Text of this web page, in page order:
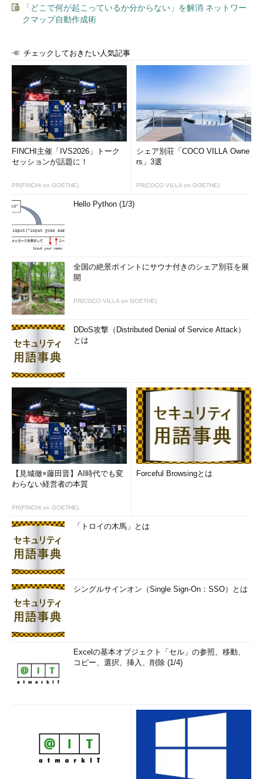
（2） ［電子メール］アイコンをクリックする。
（3）
起動した「自分の電子メール アカウントを追加す
る」ウィザードにOutlook.comの電子メールアドレス、パス
ウィザードの次の「サーバー設定を構成」画面の「サーバーの
種類」でプルダウンメニューから「IMAP」を選択し、上表の受
信／送信サーバーのアドレスやポート番号などを設定する。「次
を使用して認証する」は「クリア テキスト」のままとし、「ロ
グオン ユーザー名」にはドメイン名を含めたOutlook.comの完全
なメールアドレスを入力すること。また「送信サーバー情報」の
［セキュリティで保護された接続 (SSL) が必要］と［認証が必
ウィザードの「サーバー設定を構成」画面
ここでOutlook.comに接続するための設定を行う。
受信サーバーのアドレス（IMAP-mail.outlook.co
m）とポート番号（993）を入力して、［セキュリティで保
護された接続 (SSL) が必要］にチェックを入れる。
（3）プルダウンメニューから［クリア テキスト］を選択
する。
（4）Outlook.comのユーザー名を入力する。
（5）送信サーバーのアドレス（SMTP-mail.outlook.co
m）とポート番号（587）を入力する。
（6）［セキュリティで保護された接続 (SSL) が必要］と
［認証が必要］にチェックを入れる。
［次へ］ボタンをクリックすると、［電子メール アカウント
が追加されました］ページが表示されるので、［完了］ボタンを
クリックする。アカウントの設定が行われ、Windows Liveメー
ルにOutlook.com上のフォルダー構成などが反映される。さらに
る。Outlook.com上に大量のメールが残っている場合は、ネット
ワークの状況にもよるが、キャッシュが完了するまでにかなりの
時間がかかるので注意したい。
設定が完了したら、Windows LiveメールでOutlook.com上のメ
ールが読めるか、送信が可能かなどを確認しよう。メールが読め
なかったり、送信できなかったりした場合は、アカウントが間違
＜アカウント名＞プロパ
などの情報を確認しよう。
「どこで何が起こっているか分からない」を解消 ネットワー
クマップ自動作成術
チェックしておきたい人気記事
FINCHI主催「IVS2026」トーク
セッションが話題に！
PR(FINCHI on GOETHE)
シェア別荘「COCO VILLA Owne
rs」3選
PR(COCO VILLA on GOETHE)
Hello Python (1/3)
全国の絶景ポイントにサウナ付きのシェア別荘を展
開
PR(COCO VILLA on GOETHE)
DDoS攻撃（Distributed Denial of Service Attack）
とは
【見城徹×藤田晋】AI時代でも変
わらない経営者の本質
PR(FINCHI on GOETHE)
Forceful Browsingとは
「トロイの木馬」とは
シングルサインオン（Single Sign-On：SSO）とは
Excelの基本オブジェクト「セル」の参照、移動、
コピー、選択、挿入、削除 (1/4)